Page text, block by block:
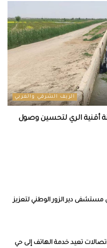
الريف الشرقي والغربي
أقنية الري لتحسين وصول
دير الزور الوطني لتعزيز
14 عاماً.. الاتصالات تعيد خدمة الهاتف إلى حي